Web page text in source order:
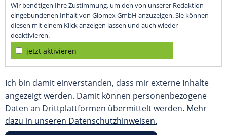
Wir benötigen Ihre Zustimmung, um den von unserer Redaktion
eingebundenen Inhalt von Glomex GmbH anzuzeigen. Sie können
diesen mit einem Klick anzeigen lassen und auch wieder
deaktivieren.
jetzt aktivieren
Ich bin damit einverstanden, dass mir externe Inhalte
angezeigt werden. Damit können personenbezogene
Daten an Drittplattformen übermittelt werden. Mehr
dazu in unseren Datenschutzhinweisen.